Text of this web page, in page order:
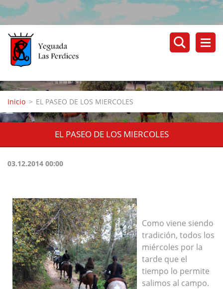
Inicio > EL PASEO DE LOS MIERCOLES
EL PASEO DE LOS MIERCOLES
03.12.2014 00:00
Como viene siendo
tradición, todos los
miércoles por la
tarde que el
tiempo lo permite
salimos al campo.